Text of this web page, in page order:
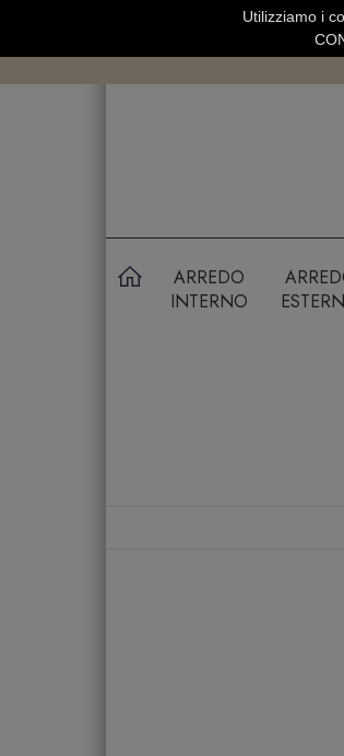
SPEDIZIONE
ARREDO
INTERNO
Utilizziamo i